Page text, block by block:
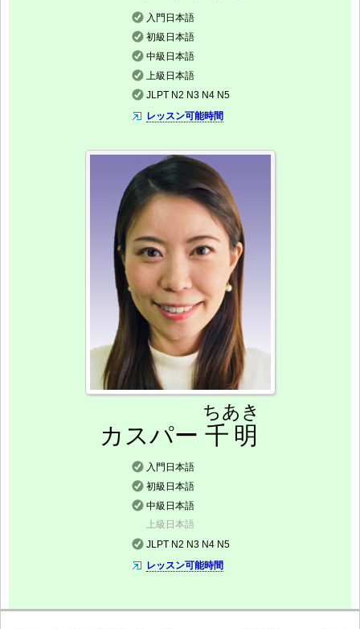
入門日本語
初級日本語
中級日本語
上級日本語
JLPT N2 N3 N4 N5
レッスン可能時間
カスパー 千明
ちあき
入門日本語
初級日本語
中級日本語
上級日本語
JLPT N2 N3 N4 N5
レッスン可能時間